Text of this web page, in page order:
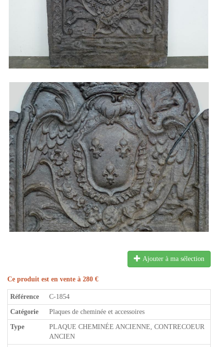
Ajouter à ma sélection
Ce produit est en vente à 280 €
Référence C-1854
Catégorie Plaques de cheminée et accessoires
Type
PLAQUE CHEMINÉE ANCIENNE, CONTRECOEUR
ANCIEN